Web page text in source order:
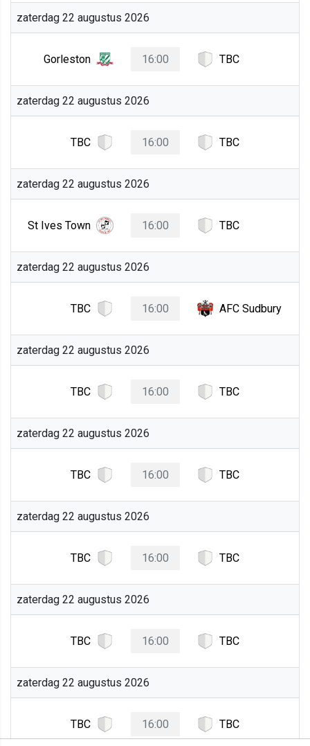
zaterdag 22 augustus 2026
Gorleston 16:00 TBC
zaterdag 22 augustus 2026
TBC 16:00 TBC
zaterdag 22 augustus 2026
St Ives Town 16:00 TBC
zaterdag 22 augustus 2026
TBC 16:00 AFC Sudbury
zaterdag 22 augustus 2026
TBC 16:00 TBC
zaterdag 22 augustus 2026
TBC 16:00 TBC
zaterdag 22 augustus 2026
TBC 16:00 TBC
zaterdag 22 augustus 2026
TBC 16:00 TBC
zaterdag 22 augustus 2026
TBC 16:00 TBC